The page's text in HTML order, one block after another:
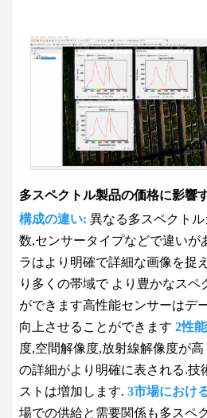
多スペクトル製品の価格に影響
構成の違い: 異なる多スペクト
数,センサータイプなどで違いが
ラはより明確で詳細な画像を捉
り多くの帯域で より豊かなスペ
ができます高性能センサーはデ
向上させることができます 2性
度,空間解像度,放射線解像度が
の詳細がより明確に表される.技
ストは増加します. 3市場におけ
場での供給と需要関係も多スペ